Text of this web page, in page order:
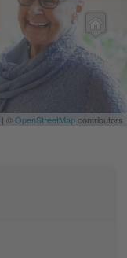
| ©OpenStreetMapcontributors